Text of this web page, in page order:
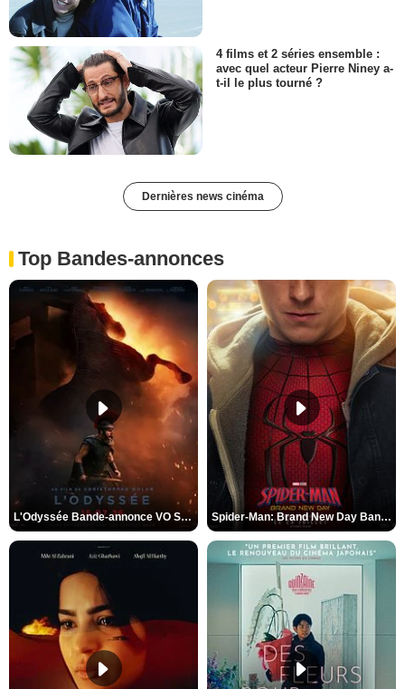
4 films et 2 séries ensemble :
avec quel acteur Pierre Niney a-
t-il le plus tourné ?
Dernières news cinéma
Top Bandes-annonces
L'Odyssée Bande-annonce VO STFR Spider-Man: Brand New Day Bande-annonce VO STFR